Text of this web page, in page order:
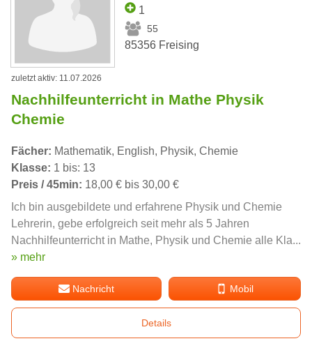
1
55
85356 Freising
zuletzt aktiv: 11.07.2026
Nachhilfeunterricht in Mathe Physik
Chemie
Fächer: Mathematik, English, Physik, Chemie
Klasse: 1 bis: 13
Preis / 45min: 18,00 € bis 30,00 €
Ich bin ausgebildete und erfahrene Physik und Chemie
Lehrerin, gebe erfolgreich seit mehr als 5 Jahren
Nachhilfeunterricht in Mathe, Physik und Chemie alle Kla...
» mehr
Nachricht Mobil
Details